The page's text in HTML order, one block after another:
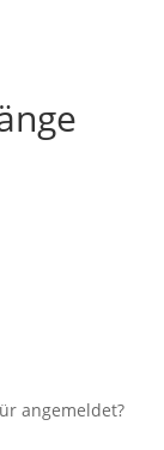
angemeldet?